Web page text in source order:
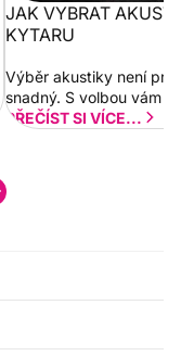
JAK VYBRAT
KYTARU
Výběr akustiky není pro
snadný. S volbou vám
PŘEČÍST SI VÍCE...